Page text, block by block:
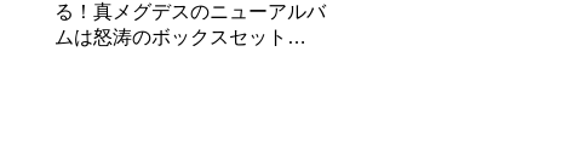
る！真メグデスのニューアルバ
ムは怒涛のボックスセット